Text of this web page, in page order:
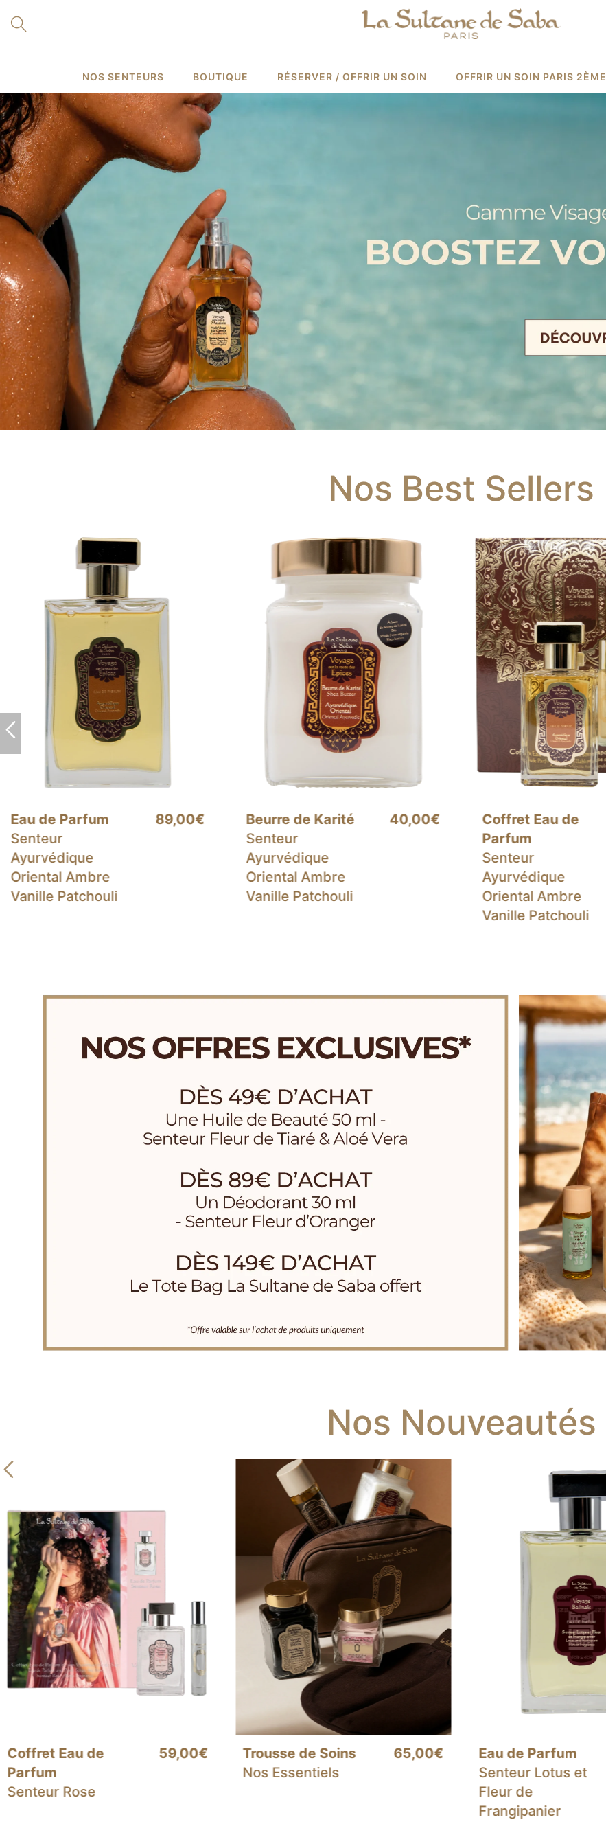
NOS SENTEURS BOUTIQUE RÉSERVER / OFFRIR UN SOIN OFFRIR UN SOIN PARIS 2ÈME
Nos Best Sellers
Beurre de Karité
Senteur
Ayurvédique
Oriental Ambre
Vanille Patchouli
40,00€
Coffret Eau de
Parfum
Senteur
Ayurvédique
Oriental Ambre
59,00€
Brume Parfumée
Hydratante
Ayurvédique
Oriental Ambre
Vanille Patchouli
Nos Nouveautés
Trousse de Soins
Nos Essentiels
65,00€
Eau de Parfum
Senteur Lotus et
89,00€ Trousse Iconique